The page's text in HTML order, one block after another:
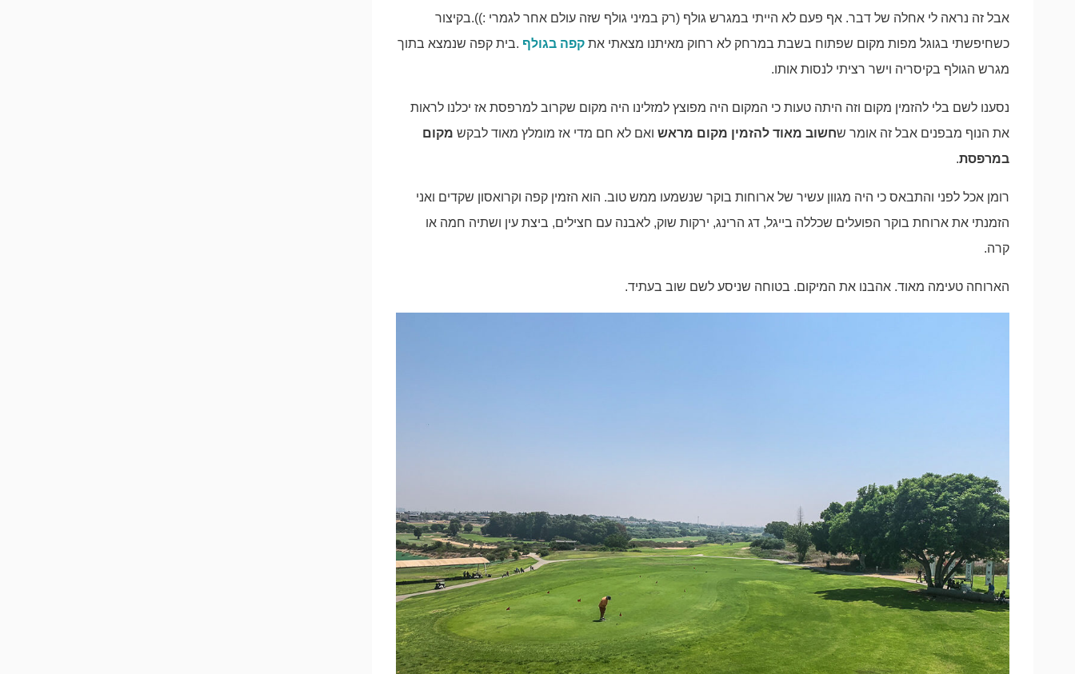
אבל זה נראה לי אחלה של דבר. אף פעם לא הייתי במגרש גולף (רק במיני גולף שזה עולם אחר לגמרי :)).בקיצור
כשחיפשתי בגוגל מפות מקום שפתוח בשבת במרחק לא רחוק מאיתנו מצאתי את קפה בגולף .בית קפה שנמצא בתוך
מגרש הגולף בקיסריה וישר רציתי לנסות אותו.
נסענו לשם בלי להזמין מקום וזה היתה טעות כי המקום היה מפוצץ למזלינו היה מקום שקרוב למרפסת אז יכלנו לראות
את הנוף מבפנים אבל זה אומר שחשוב מאוד להזמין מקום מראש ואם לא חם מדי אז מומלץ מאוד לבקש מקום
במרפסת.
רומן אכל לפני והתבאס כי היה מגוון עשיר של ארוחות בוקר שנשמעו ממש טוב. הוא הזמין קפה וקרואסון שקדים ואני
הזמנתי את ארוחת בוקר הפועלים שכללה בייגל, דג הרינג, ירקות שוק, לאבנה עם חצילים, ביצת עין ושתיה חמה או
קרה.
הארוחה טעימה מאוד. אהבנו את המיקום. בטוחה שניסע לשם שוב בעתיד.